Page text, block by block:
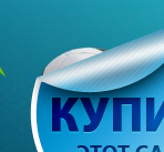
содержимому